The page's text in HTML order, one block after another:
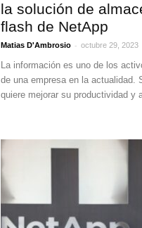
la solución de
flash de NetApp
Matias D'Ambrosio - octubre 29, 2023
La información es uno de los
de una empresa en la actualidad.
quiere mejorar su productividad y